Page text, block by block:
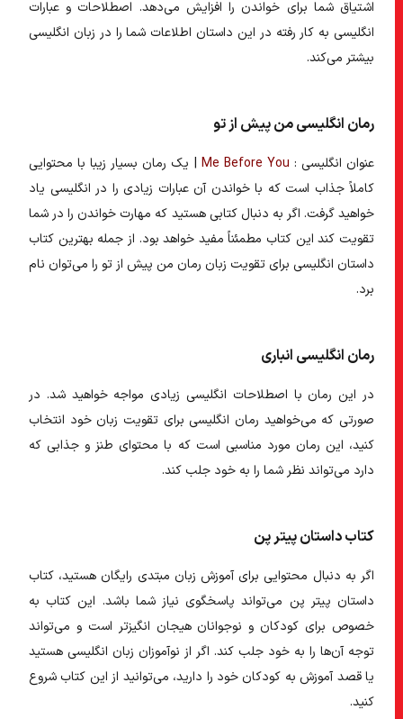
اشتیاق شما برای خواندن را افزایش می‌دهد. اصطلاحات و عبارات
انگلیسی به کار رفته در این داستان اطلاعات شما را در زبان انگلیسی
بیشتر می‌کند.
رمان انگلیسی من پیش از تو
عنوان انگلیسی : Me Before You| یک رمان بسیار زیبا با محتوایی
کاملاً جذاب است که با خواندن آن عبارات زیادی را در انگلیسی یاد
خواهید گرفت. اگر به دنبال کتابی هستید که مهارت خواندن را در شما
تقویت کند این کتاب مطمئناً مفید خواهد بود. از جملهبهترین کتاب
داستان انگلیسی برای تقویت زبانرمان من پیش از تو را می‌توان نام
برد.
رمان انگلیسی انباری
در این رمان با اصطلاحات انگلیسی زیادی مواجه خواهید شد. در
صورتی که می‌خواهیدرمان انگلیسی برای تقویت زبانخود انتخاب
کنید، این رمان مورد مناسبی است که با محتوای طنز و جذابی که
دارد می‌تواند نظر شما را به خود جلب کند.
کتاب داستان پیتر پن
اگر به دنبال محتوایی برایآموزش زبان مبتدی رایگانهستید، کتاب
داستان پیتر پن می‌تواند پاسخگوی نیاز شما باشد. این کتاب به
خصوص برای کودکان و نوجوانان هیجان انگیز‌تر است و می‌تواند
توجه آن‌ها را به خود جلب کند. اگر از نوآموزان زبان انگلیسی هستید
یا قصد آموزش به کودکان خود را دارید، می‌توانید از این کتاب شروع
کنید.